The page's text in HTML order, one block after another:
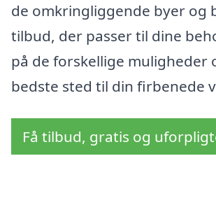
de omkringliggende byer og
tilbud, der passer til dine
på de forskellige muligheder
bedste sted til din firbenede
Få tilbud, gratis og